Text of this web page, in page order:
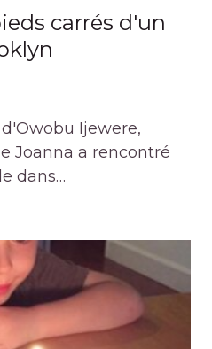
carrés d'un
Ijewere,
Joanna a rencontré
dans…